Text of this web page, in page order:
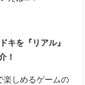
キを『リアル』
！
楽しめるゲームの